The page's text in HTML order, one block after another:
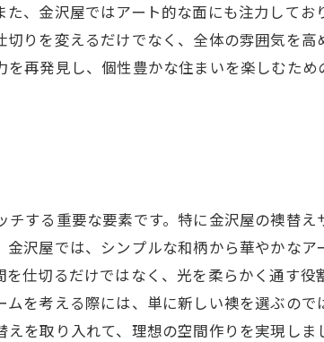
、金沢屋ではアート的な面にも注力してお
りを変えるだけでなく、全体の雰囲気を高
再発見し、個性豊かな住まいを楽しむた
する重要な要素です。特に金沢屋の襖替
沢屋では、シンプルな和柄から華やかなア
仕切るだけではなく、光を柔らかく通す役
を考える際には、単に新しい襖を選ぶの
を取り入れて、理想の空間作りを実現しま